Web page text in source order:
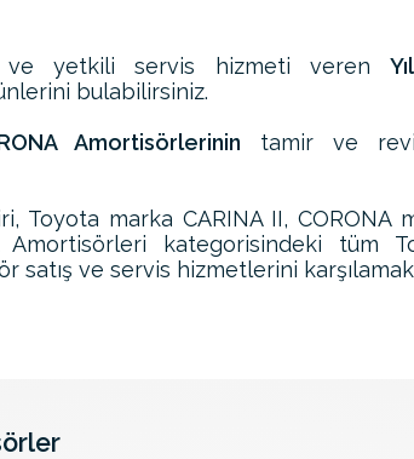
ve yetkili servis hizmeti veren
bulabilirsiniz.
Amortisörlerinin tamir ve
Toyota marka CARINA II, CORONA
kategorisindeki tüm
satış ve servis hizmetlerini